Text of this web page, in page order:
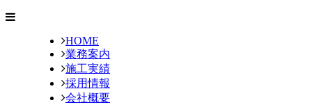
HOME
業務案内
施工実績
採用情報
会社概要